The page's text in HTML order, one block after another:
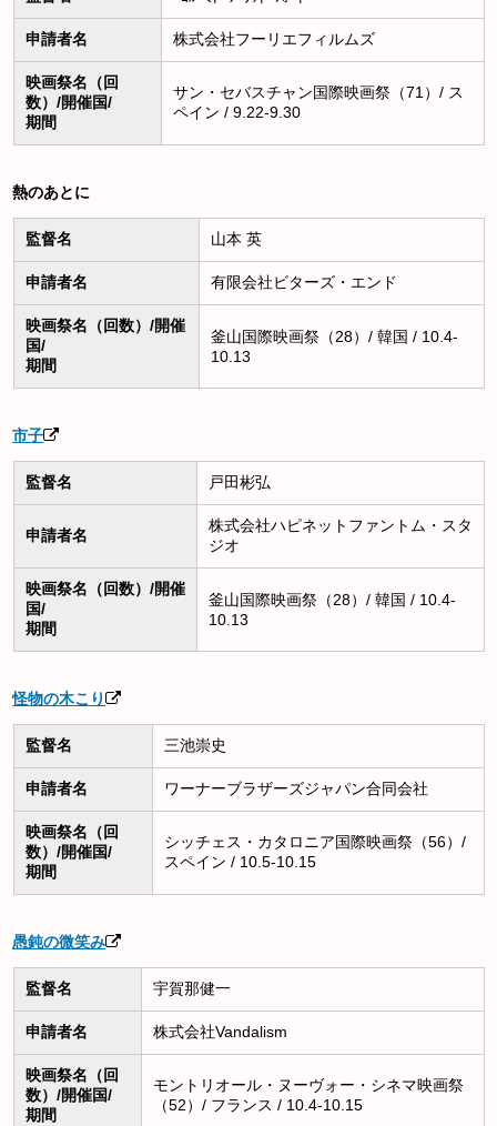
申請者名 株式会社フーリエフィルムズ
映画祭名（回
数）/開催国/
期間
サン・セバスチャン国際映画祭（71）/ ス
ペイン / 9.22-9.30
熱のあとに
監督名 山本 英
申請者名 有限会社ビターズ・エンド
映画祭名（回数）/開催
国/
期間
釜山国際映画祭（28）/ 韓国 / 10.4-
10.13
市子
監督名 戸田彬弘
申請者名
株式会社ハピネットファントム・スタ
ジオ
映画祭名（回数）/開催
国/
期間
釜山国際映画祭（28）/ 韓国 / 10.4-
10.13
怪物の木こり
監督名 三池崇史
申請者名 ワーナーブラザーズジャパン合同会社
映画祭名（回
数）/開催国/
期間
シッチェス・カタロニア国際映画祭（56）/
スペイン / 10.5-10.15
愚鈍の微笑み
監督名 宇賀那健一
申請者名 株式会社Vandalism
映画祭名（回
数）/開催国/
期間
モントリオール・ヌーヴォー・シネマ映画祭
（52）/ フランス / 10.4-10.15